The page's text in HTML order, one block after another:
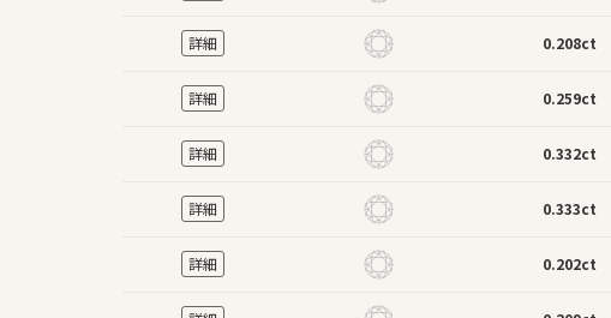
詳細 0.208ct
詳細 0.259ct
詳細 0.332ct
詳細 0.333ct
詳細 0.202ct